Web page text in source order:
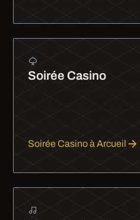
Soirée Casino
Soirée Casino à Arcueil